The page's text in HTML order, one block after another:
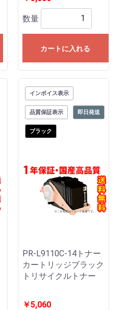
数量
カートに入れる
インボイス表示
品質保証表示 即日発送
ブラック
PR-L9110C-14トナー
カートリッジブラック
トリサイクルトナー
￥5,060